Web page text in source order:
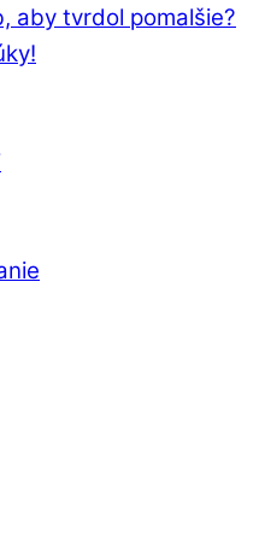
aby tvrdol pomalšie?